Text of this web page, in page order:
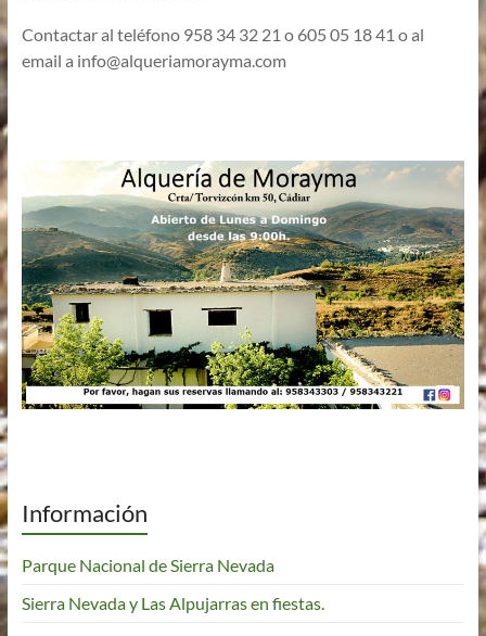
Contactar al teléfono 958 34 32 21 o 605 05 18 41 o al
email a info@alqueriamorayma.com
Información
Parque Nacional de Sierra Nevada
Sierra Nevada y Las Alpujarras en fiestas.